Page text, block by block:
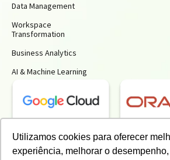
Utilizamos cookies para oferecer
experiência, melhorar o
Data Management
Workspace
Transformation
Business Analytics
AI & Machine Learning
Receba insights gratuitos e gere
produtividade e economia para